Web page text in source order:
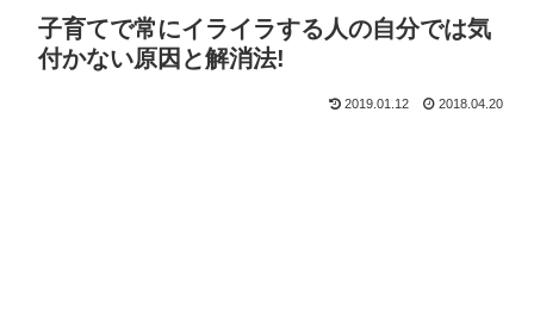
子育てで常にイライラする人の自分では気
付かない原因と解消法!
2019.01.12 2018.04.20